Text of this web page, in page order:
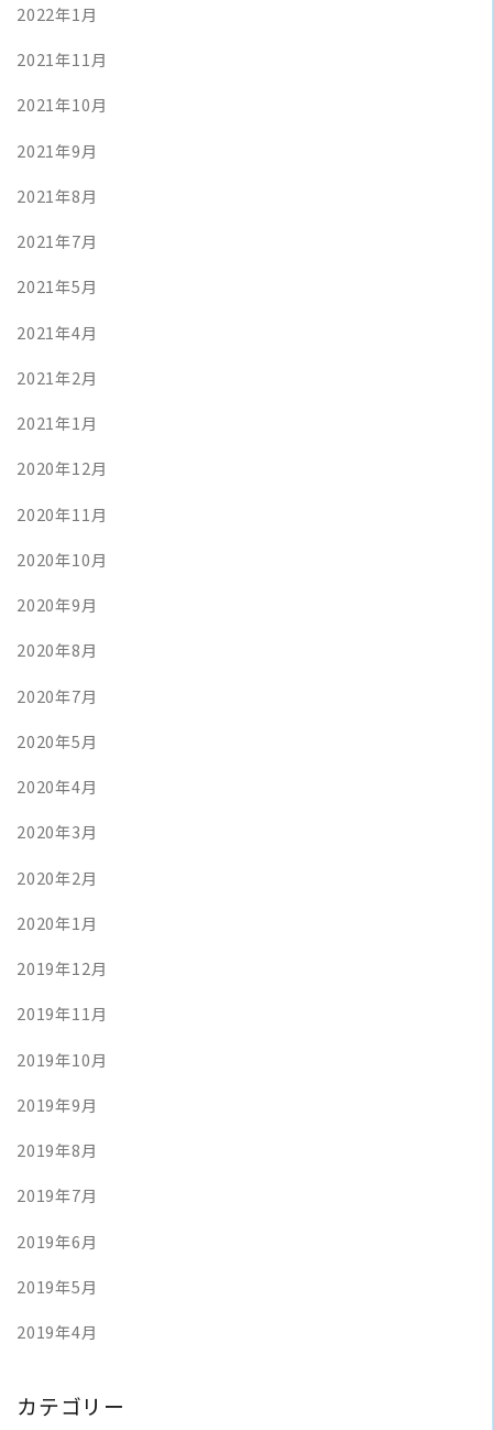
2022年1月
2021年11月
2021年10月
2021年9月
2021年8月
2021年7月
2021年5月
2021年4月
2021年2月
2021年1月
2020年12月
2020年11月
2020年10月
2020年9月
2020年8月
2020年7月
2020年5月
2020年4月
2020年3月
2020年2月
2020年1月
2019年12月
2019年11月
2019年10月
2019年9月
2019年8月
2019年7月
2019年6月
2019年5月
2019年4月
カテゴリー